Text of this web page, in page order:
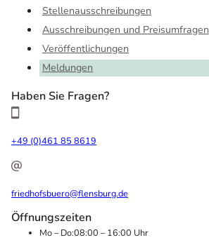
Stellenausschreibungen
Ausschreibungen und Preisumfragen
Veröffentlichungen
Meldungen
Haben Sie Fragen?
+49 (0)461 85 8619
friedhofsbuero@flensburg.de
Öffnungszeiten
Mo – Do:08:00 – 16:00 Uhr